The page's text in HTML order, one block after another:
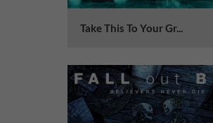
Take This To Your Gr...